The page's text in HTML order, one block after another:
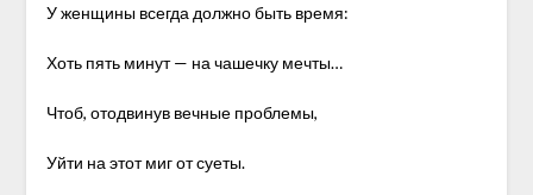
У женщины всегда должно быть время:
Хоть пять минут — на чашечку мечты…
Чтоб, отодвинув вечные проблемы,
Уйти на этот миг от суеты.